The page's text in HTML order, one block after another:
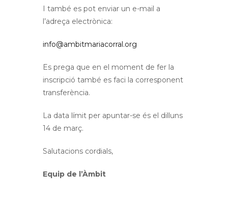
I també es pot enviar un e-mail a
l’adreça electrònica:
info@ambitmariacorral.org
Es prega que en el moment de fer la
inscripció també es faci la corresponent
transferència.
La data límit per apuntar-se és el dilluns
14 de març.
Salutacions cordials,
Equip de l’Àmbit